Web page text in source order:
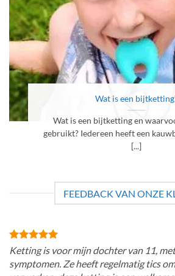
Wat is een
Wat is een bijtketting en
gebruikt? Iedereen heeft een
[...]
FEEDBACK VAN ONZE
Ketting is voor mijn dochter van 11,
symptomen. Ze heeft regelmatig tics